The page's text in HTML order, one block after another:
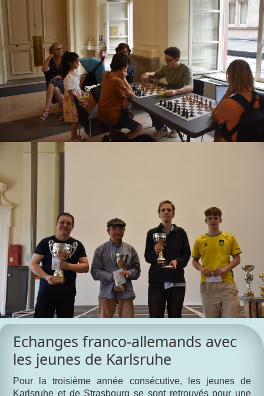
Echanges franco-allemands avec
les jeunes de Karlsruhe
Pour la troisième année consécutive, les jeunes de
Karlsruhe et de Strasbourg se sont retrouvés pour une